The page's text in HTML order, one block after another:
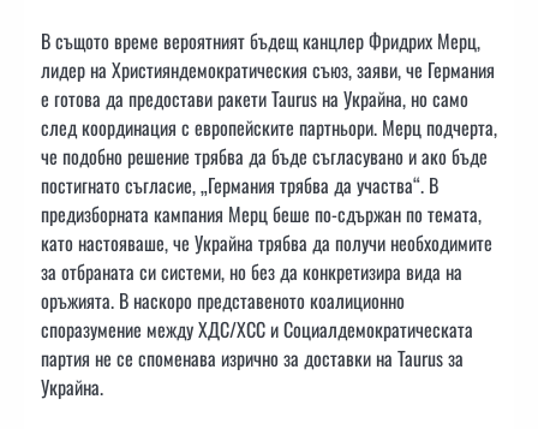
В същото време вероятният бъдещ канцлер Фридрих Мерц,
лидер на Християндемократическия съюз, заяви, че Германия
е готова да предостави ракети Taurus на Украйна, но само
след координация с европейските партньори. Мерц подчерта,
че подобно решение трябва да бъде съгласувано и ако бъде
постигнато съгласие, „Германия трябва да участва“. В
предизборната кампания Мерц беше по-сдържан по темата,
като настояваше, че Украйна трябва да получи необходимите
за отбраната си системи, но без да конкретизира вида на
оръжията. В наскоро представеното коалиционно
споразумение между ХДС/ХСС и Социалдемократическата
партия не се споменава изрично за доставки на Taurus за
Украйна.